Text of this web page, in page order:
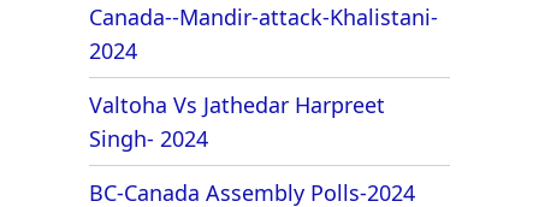
Canada--Mandir-attack-Khalistani-
2024
Valtoha Vs Jathedar Harpreet
Singh- 2024
BC-Canada Assembly Polls-2024